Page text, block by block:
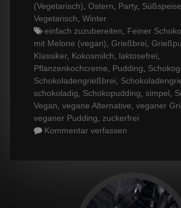
(Vegetarisch) Ostern Party,
Vegetarisch Winter
Tags
einfach zuzubereiten
Feiner
mit Melone (vegan)
Grießbrei
Klassiker, Kokosmilch laktosefrei
Pflanzenkochcreme
Pudding
Schokoladengrießbrei
schokoladig
Schokopudding simpel
Vegan vegane Alternative veganer
veganer Pudding
zuckerfrei
Kommentar verfassen